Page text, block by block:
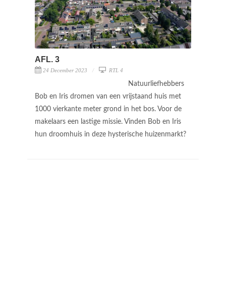
AFL. 3
24 December 2023 RTL 4
Natuurliefhebbers
Bob en Iris dromen van een vrijstaand huis met
1000 vierkante meter grond in het bos. Voor de
makelaars een lastige missie. Vinden Bob en Iris
hun droomhuis in deze hysterische huizenmarkt?